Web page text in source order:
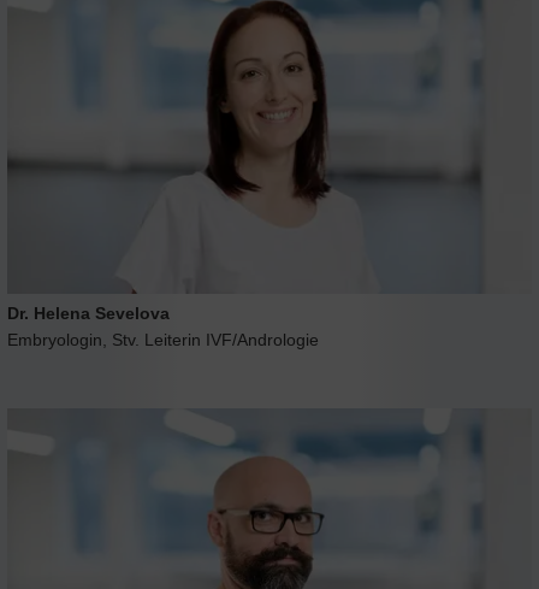
Dr. Helena Sevelova
Embryologin, Stv. Leiterin IVF/Andrologie